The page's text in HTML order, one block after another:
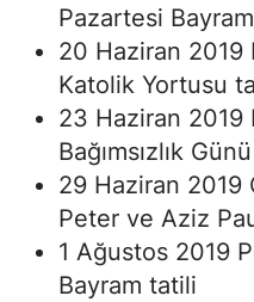
Pazartesi
20 Haziran 2019
Katolik Yortusu
23 Haziran 2019
Bağımsızlık
29 Haziran 2019
Peter ve Aziz
1 Ağustos 2019
Bayram tatili